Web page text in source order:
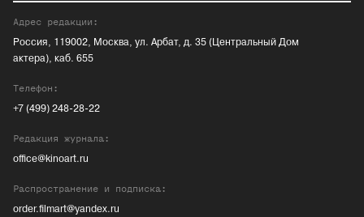
Адрес редакции:
Россия, 119002, Москва, ул. Арбат, д. 35 (Центральный Дом
актера), каб. 655
Телефон:
+7 (499) 248-28-22
Редакция журнала:
office@kinoart.ru
Распространение и подписка:
order.filmart@yandex.ru